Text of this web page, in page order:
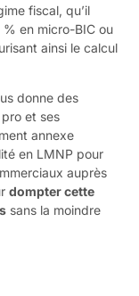
fiscal, qu’il
% en micro-BIC ou
ainsi le calcul
donne des
et ses
annexe
en LMNP pour
auprès
dompter cette
sans la moindre